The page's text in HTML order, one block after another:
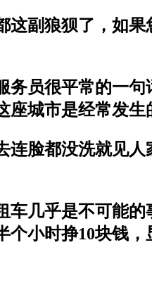
副狼狈了，如
员很平常的一句
城市是经常发生
脸都没洗就见
几乎是不可能
小时挣10块钱